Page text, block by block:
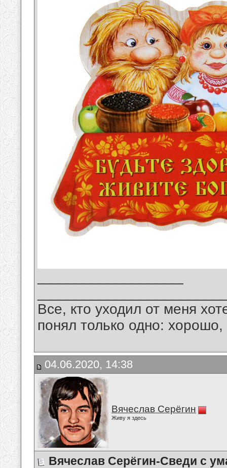
Все, кто уходил от меня
понял только одно:
04.06.2020, 14:38
Вячеслав Серёгин
Живу я здесь
Вячеслав Серёгин-Сведи с